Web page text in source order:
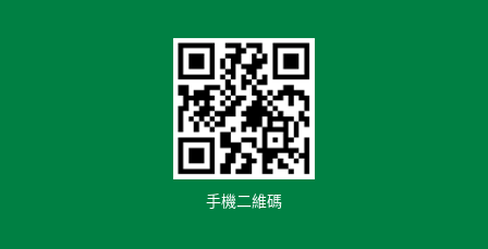
手機二維碼